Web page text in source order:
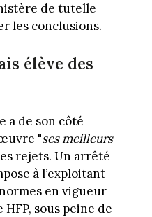
de tutelle
les conclusions.
élève des
a de son côté
"ses meilleurs
rejets. Un arrêté
à l’exploitant
en vigueur
sous peine de